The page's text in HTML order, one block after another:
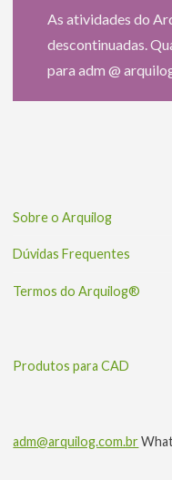
As atividades do
descontinuadas.
para adm @
Sobre o Arquilog
Dúvidas Frequentes
Termos do Arquilog®
Produtos para CAD
adm@arquilog.com.br